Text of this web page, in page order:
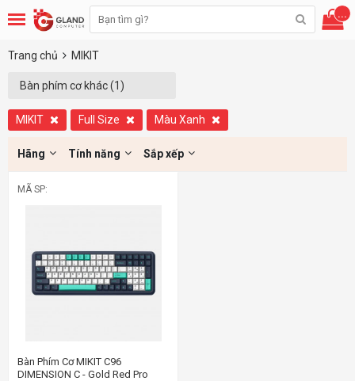
...
Trang chủ MIKIT
Bàn phím cơ khác (1)
MIKIT Full Size Màu Xanh
Hãng Tính năng Sắp xếp
MÃ SP:
Bàn Phím Cơ MIKIT C96
DIMENSION C - Gold Red Pro